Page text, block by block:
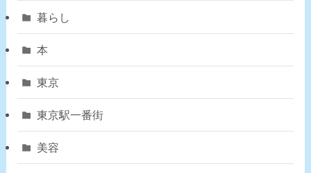
暮らし
本
東京
東京駅一番街
美容